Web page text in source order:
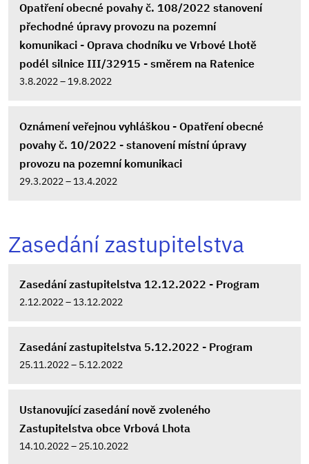
Opatření obecné povahy č. 108/2022 stanovení
přechodné úpravy provozu na pozemní
komunikaci - Oprava chodníku ve Vrbové Lhotě
podél silnice III/32915 - směrem na Ratenice
3.8.2022 – 19.8.2022
Oznámení veřejnou vyhláškou - Opatření obecné
povahy č. 10/2022 - stanovení místní úpravy
provozu na pozemní komunikaci
29.3.2022 – 13.4.2022
Zasedání zastupitelstva
Zasedání zastupitelstva 12.12.2022 - Program
2.12.2022 – 13.12.2022
Zasedání zastupitelstva 5.12.2022 - Program
25.11.2022 – 5.12.2022
Ustanovující zasedání nově zvoleného
Zastupitelstva obce Vrbová Lhota
14.10.2022 – 25.10.2022